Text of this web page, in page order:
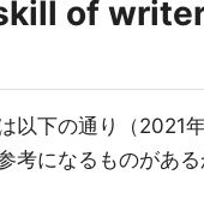
of
以下の通り（2021
考になるものがあ